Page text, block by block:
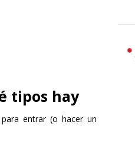
tipos hay
entrar (o hacer un